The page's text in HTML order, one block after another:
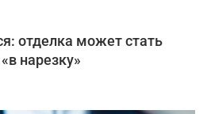
отделка может стать
нарезку»